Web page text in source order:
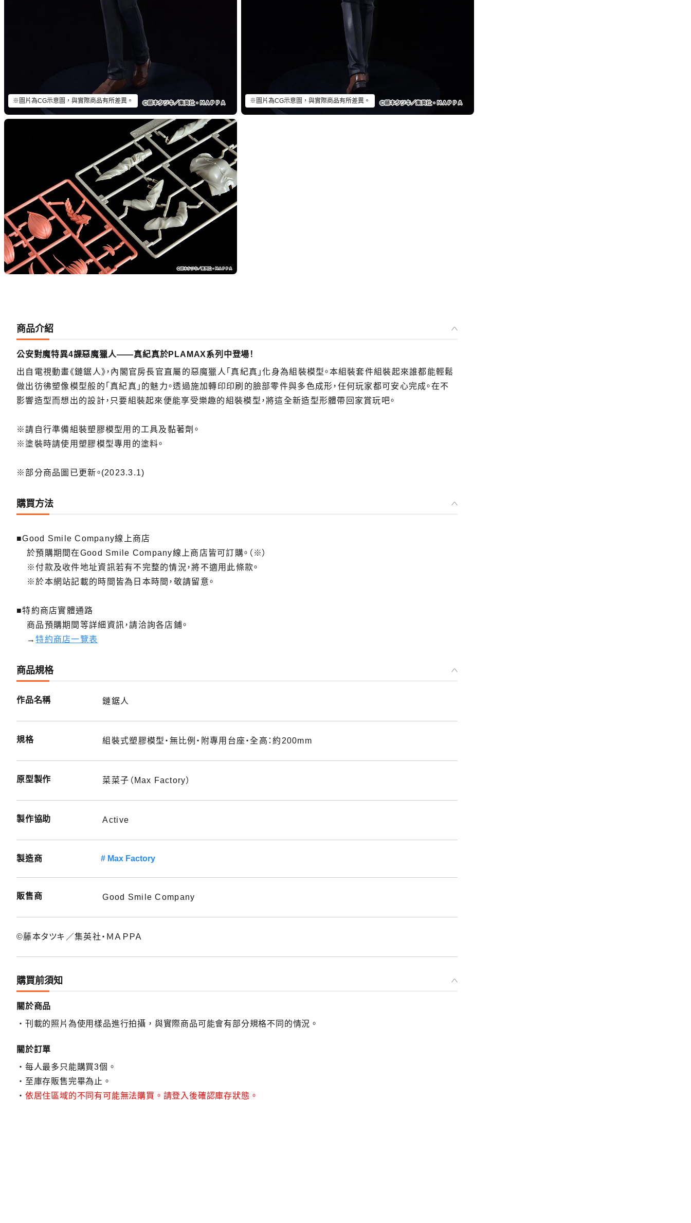
※圖片為CG示意圖，與實際商品有所差異。 ※圖片為CG示意圖，與實際商品有所差異。
商品介紹
公安對魔特異4課惡魔獵人——真紀真於PLAMAX系列中登場！
出自電視動畫《鏈鋸人》，內閣官房長官直屬的惡魔獵人「真紀真」化身為組裝模型。本組裝套件組裝起來誰都能輕鬆
做出彷彿塑像模型般的「真紀真」的魅力。透過施加轉印印刷的臉部零件與多色成形，任何玩家都可安心完成。在不
影響造型而想出的設計，只要組裝起來便能享受樂趣的組裝模型，將這全新造型形體帶回家賞玩吧。
※請自行準備組裝塑膠模型用的工具及黏著劑。
※塗裝時請使用塑膠模型專用的塗料。
※部分商品圖已更新。(2023.3.1)
購買方法
■Good Smile Company線上商店
於預購期間在Good Smile Company線上商店皆可訂購。（※）
※付款及收件地址資訊若有不完整的情況，將不適用此條款。
※於本網站記載的時間皆為日本時間，敬請留意。
■特約商店實體通路
商品預購期間等詳細資訊，請洽詢各店鋪。
→特約商店一覽表
商品規格
作品名稱 鏈鋸人
規格 組裝式塑膠模型・無比例・附專用台座・全高：約200mm
原型製作 菜菜子（Max Factory）
製作協助 Active
製造商 Max Factory
販售商 Good Smile Company
©藤本タツキ／集英社・ＭＡＰＰＡ
購買前須知
關於商品
刊載的照片為使用樣品進行拍攝，與實際商品可能會有部分規格不同的情況。
關於訂單
每人最多只能購買3個。
至庫存販售完畢為止。
依居住區域的不同有可能無法購買。請登入後確認庫存狀態。